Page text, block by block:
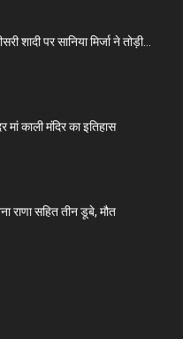
शादी पर सानिया मिर्जा ने तोड़ी...
मां काली मंदिर का इतिहास
राणा सहित तीन डूबे, मौत